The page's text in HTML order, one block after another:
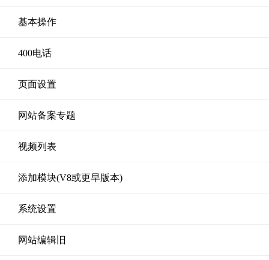
基本操作
400电话
页面设置
网站备案专题
视频列表
添加模块(V8或更早版本)
系统设置
网站编辑旧